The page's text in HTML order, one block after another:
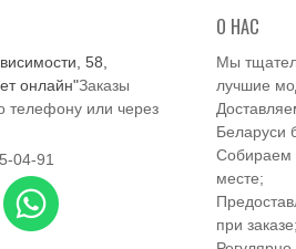
58,
онлайн"Заказы
телефону или через
04-91
О НАС
Мы
лучшие
Беларуси
Собираем
месте;
при заказе;